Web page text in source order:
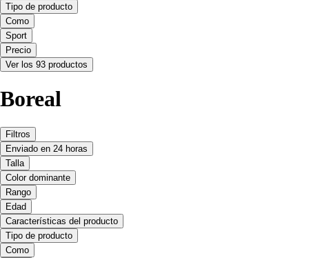
Tipo de producto
Como
Sport
Precio
Ver los 93 productos
Boreal
Filtros
Enviado en 24 horas
Talla
Color dominante
Rango
Edad
Características del producto
Tipo de producto
Como